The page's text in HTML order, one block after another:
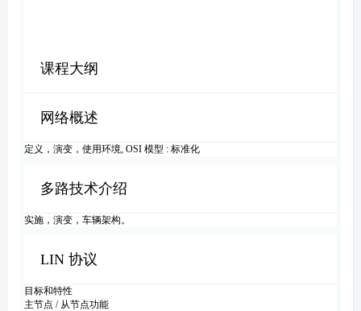
课程大纲
网络概述
定义，演变，使用环境, OSI 模型 : 标准化
多路技术介绍
实施，演变，车辆架构。
LIN 协议
目标和特性
主节点 / 从节点功能